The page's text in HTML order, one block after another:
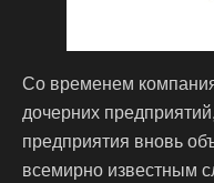
Со временем
дочерних
предприятия вновь
всемирно известным